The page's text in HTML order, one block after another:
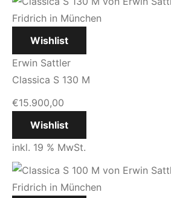
Wishlist
Erwin Sattler
Classica S 130 M
€15.900,00
Wishlist
inkl. 19 % MwSt.